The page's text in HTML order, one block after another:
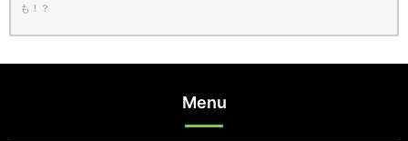
も！？
Menu